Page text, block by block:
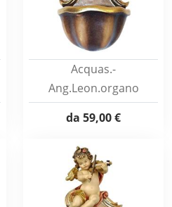
Acquas.-
Ang.Leon.organo
da 59,00 €